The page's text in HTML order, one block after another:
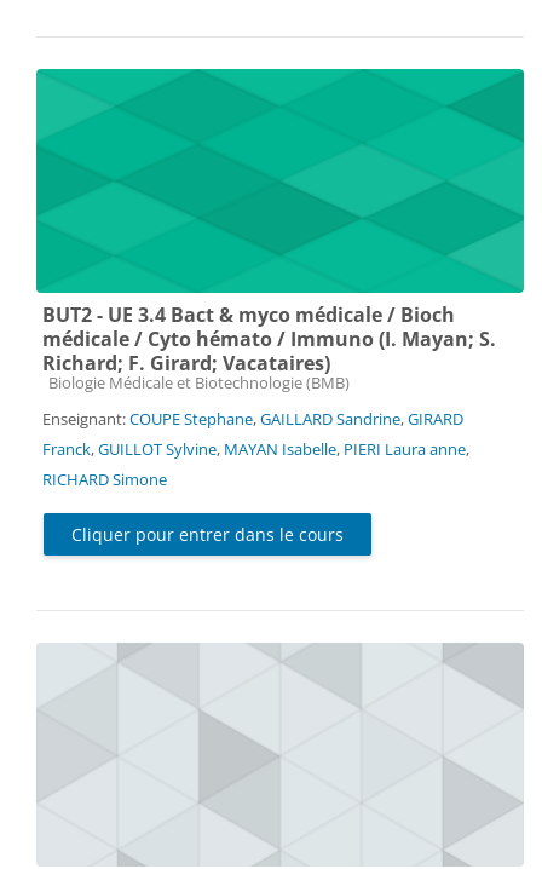
BUT2 - UE 3.4 Bact & myco médicale / Bioch
médicale / Cyto hémato / Immuno (I. Mayan; S.
Richard; F. Girard; Vacataires)
Catégorie de cours
Biologie Médicale et Biotechnologie (BMB)
Enseignant:COUPE Stephane,GAILLARD Sandrine,GIRARD
Franck,GUILLOT Sylvine, MAYAN Isabelle, PIERI Laura anne,
RICHARD Simone
Cliquer pour entrer dans le cours